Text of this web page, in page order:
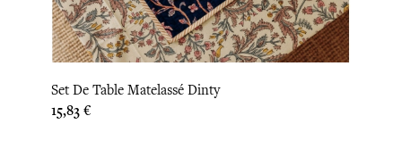
Set De Table Matelassé Dinty
Prix
15,83 €